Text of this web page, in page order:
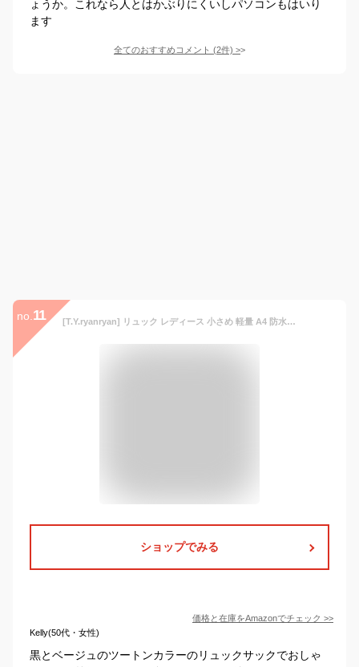
ょうか。これなら人とはかぶりにくいしパソコンもはいり
ます
全てのおすすめコメント (2件) >
no. 11 [T.Y.ryanryan] リュック レディース 小さめ 軽量 A4 防水 オックスフォード 盗難防止 ブラック
ショップでみる
価格と在庫をAmazonでチェック >>
Kelly(50代・女性)
黒とベージュのツートンカラーのリュックサックでおしゃ